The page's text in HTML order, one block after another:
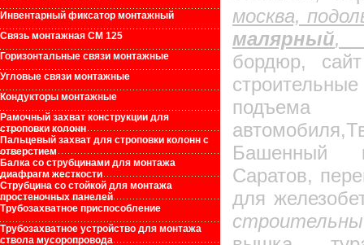
Инвентарный фиксатор монтажный
Связь монтажная СМ 125
Горизонтальные связи монтажные
Угловые связи монтажные
Кондукторы монтажные
Рамочный захват конструкции для
строповки колонн
Пальцевый захват для строповки колонн с
отверстием
Балка со струбцинами для монтажа
диафрагм жесткости
Струбцина со стойкой для монтажа
простеночных панелей
Трубозахватное приспособление
Трубозахватное устройство для монтажа
ствола мусоропровода
москва,
малярный
бордюр,
Башенный
Саратов,
для